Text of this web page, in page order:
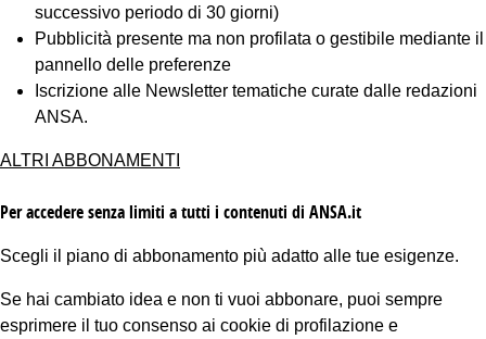
successivo periodo di 30 giorni)
Pubblicità presente ma non profilata o gestibile mediante il
pannello delle preferenze
Iscrizione alle Newsletter tematiche curate dalle redazioni
ANSA.
ALTRI ABBONAMENTI
Per accedere senza limiti a tutti i contenuti di ANSA.it
Scegli il piano di abbonamento più adatto alle tue esigenze.
Se hai cambiato idea e non ti vuoi abbonare, puoi sempre
esprimere il tuo consenso ai cookie di profilazione e